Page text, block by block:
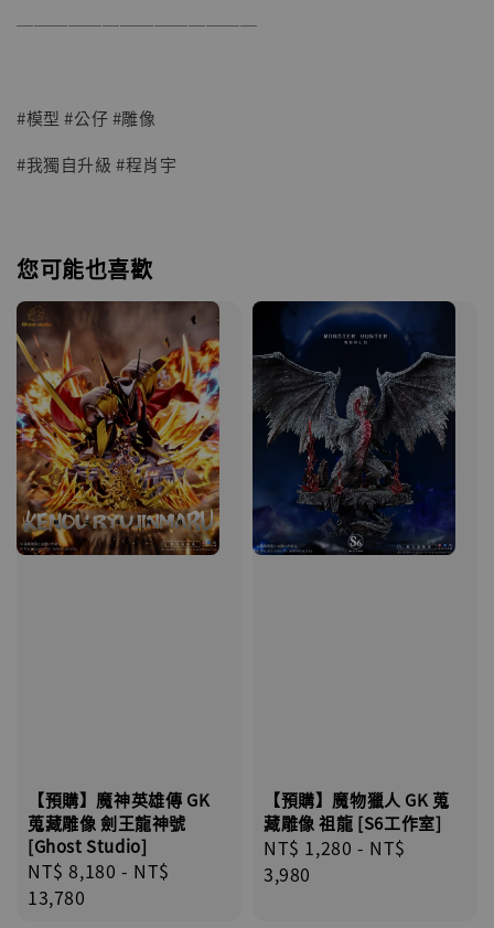
──────────────
#模型 #公仔 #雕像
#我獨自升級 #程肖宇
您可能也喜歡
【預購】魔神英雄傳 GK
蒐藏雕像 劍王龍神號
[Ghost Studio]
Regular
price
NT$ 8,180 - NT$
13,780
【預購】魔物獵人 GK 蒐
藏雕像 祖龍 [S6工作室]
Regular
price
NT$ 1,280 - NT$
3,980